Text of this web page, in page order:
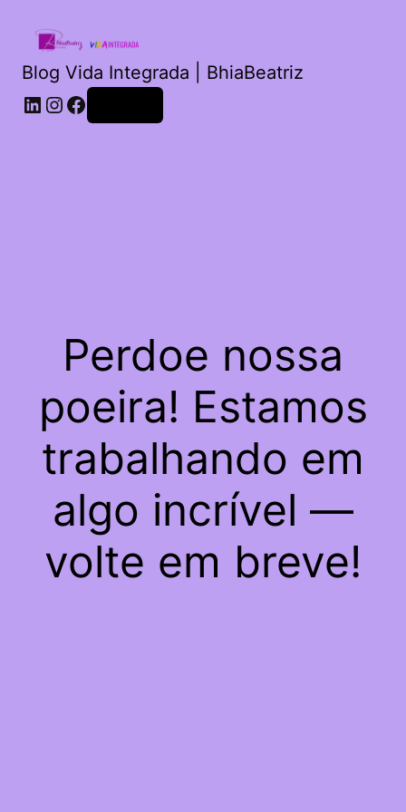
Blog Vida Integrada | BhiaBeatriz
LinkedIn
Instagram
Facebook
Perdoe nossa
poeira! Estamos
trabalhando em
algo incrível —
volte em breve!